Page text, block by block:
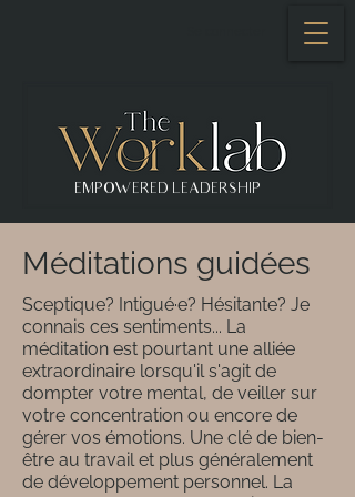
EMPOWERED LEADERSHIP
Méditations guidées
Sceptique? Intigué·e? Hésitante? Je
connais ces sentiments... La
méditation est pourtant une alliée
extraordinaire lorsqu'il s'agit de
dompter votre mental, de veiller sur
votre concentration ou encore de
gérer vos émotions. Une clé de bien-
être au travail et plus généralement
de développement personnel. La